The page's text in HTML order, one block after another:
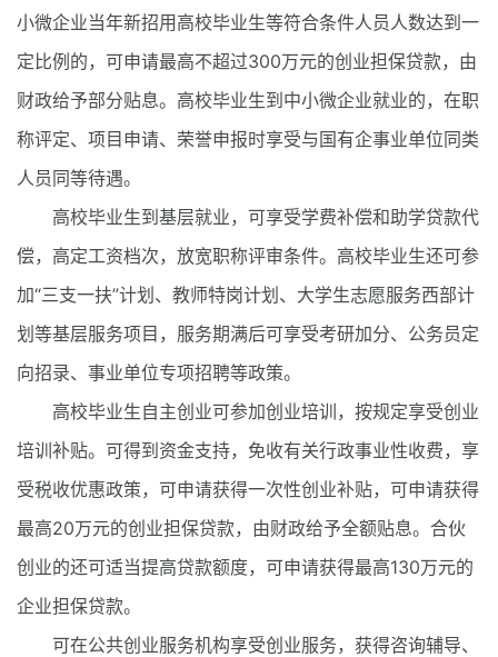
小微企业当年新招用高校毕业生等符合条件人员人数达到一
定比例的，可申请最高不超过300万元的创业担保贷款，由
财政给予部分贴息。高校毕业生到中小微企业就业的，在职
称评定、项目申请、荣誉申报时享受与国有企事业单位同类
人员同等待遇。
高校毕业生到基层就业，可享受学费补偿和助学贷款代
偿，高定工资档次，放宽职称评审条件。高校毕业生还可参
加“三支一扶”计划、教师特岗计划、大学生志愿服务西部计
划等基层服务项目，服务期满后可享受考研加分、公务员定
向招录、事业单位专项招聘等政策。
高校毕业生自主创业可参加创业培训，按规定享受创业
培训补贴。可得到资金支持，免收有关行政事业性收费，享
受税收优惠政策，可申请获得一次性创业补贴，可申请获得
最高20万元的创业担保贷款，由财政给予全额贴息。合伙
创业的还可适当提高贷款额度，可申请获得最高130万元的
企业担保贷款。
可在公共创业服务机构享受创业服务，获得咨询辅导、